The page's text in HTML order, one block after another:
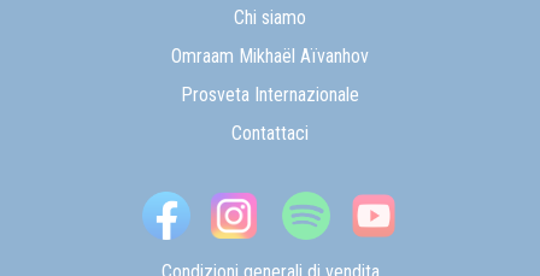
Chi siamo
Omraam Mikhaël Aïvanhov
Prosveta Internazionale
Contattaci